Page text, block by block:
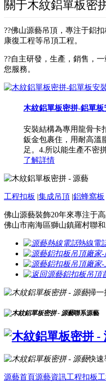
關于木紋鋁單板密
??佛山源藝吊頂，專注于鋁
康復工程等吊頂工程。
??自主研發，生產，銷售，
您服務。
木紋鋁單板密拼-鋁單
安裝結構為專用龍骨
鈑金包裹住，用耐高溫
足。4.所以能生產不密
了解詳情
工程扣板 |集成吊頂 |鋁蜂窩板
佛山源藝裝飾20年來專注于
佛山市南海區獅山鎮羅村聯
熱線電
掃一
聯系源藝
快速
源藝首頁源藝資訊工程扣板